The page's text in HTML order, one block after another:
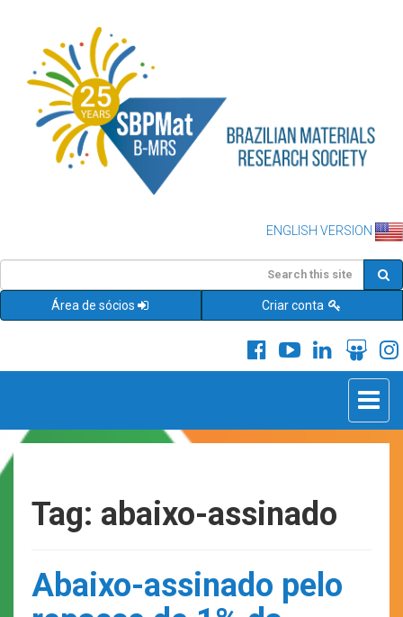
ENGLISH VERSION
Área de sócios Criar conta
Toggle
Tag: abaixo-assinado
Abaixo-assinado pelo